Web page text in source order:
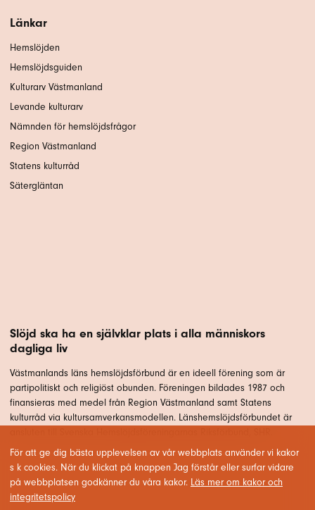
Länkar
Hemslöjden
Hemslöjdsguiden
Kulturarv Västmanland
Levande kulturarv
Nämnden för hemslöjdsfrågor
Region Västmanland
Statens kulturråd
Sätergläntan
Slöjd ska ha en självklar plats i alla människors
dagliga liv
Västmanlands läns hemslöjdsförbund är en ideell förening som är
partipolitiskt och religiöst obunden. Föreningen bildades 1987 och
finansieras med medel från Region Västmanland samt Statens
kulturråd via kultursamverkansmodellen. Länshemslöjdsförbundet är
För att ge dig bästa upplevelsen av vår webbplats använder vi kakor
s k cookies. När du klickat på knappen Jag förstår eller surfar vidare
på webbplatsen godkänner du våra kakor. Läs mer om kakor och
integritetspolicy